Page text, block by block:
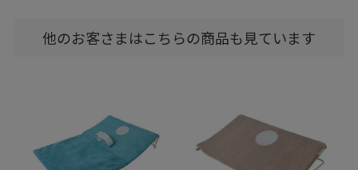
他のお客さまはこちらの商品も見ています